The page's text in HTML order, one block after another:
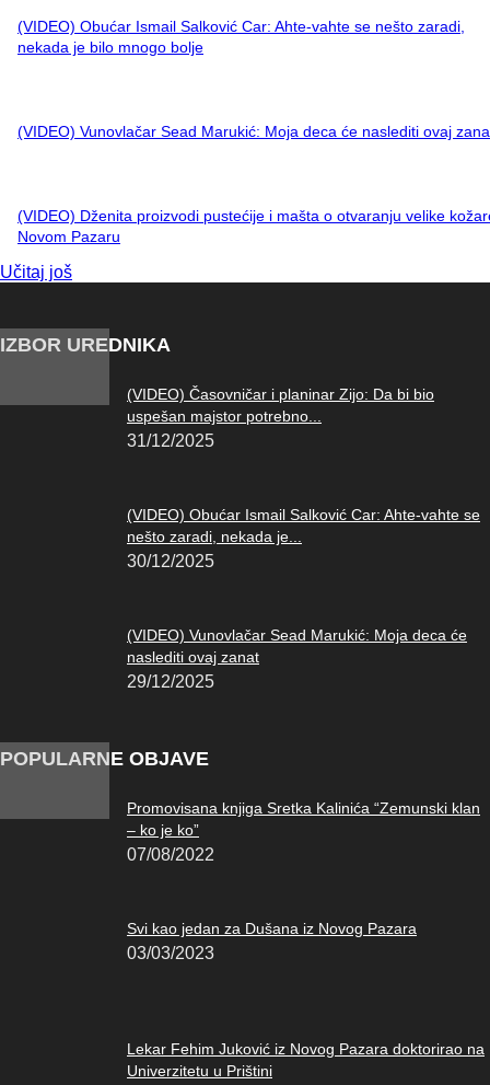
(VIDEO) Obućar Ismail Salković Car: Ahte-vahte se nešto zaradi,
nekada je bilo mnogo bolje
(VIDEO) Vunovlačar Sead Marukić: Moja deca će naslediti ovaj
(VIDEO) Dženita proizvodi pustećije i mašta o otvaranju velike
Novom Pazaru
Učitaj još
IZBOR UREDNIKA
(VIDEO) Časovničar i planinar Zijo: Da bi bio
uspešan majstor potrebno...
31/12/2025
(VIDEO) Obućar Ismail Salković Car: Ahte-vahte se
nešto zaradi, nekada je...
30/12/2025
(VIDEO) Vunovlačar Sead Marukić: Moja deca će
naslediti ovaj zanat
29/12/2025
POPULARNE OBJAVE
Promovisana knjiga Sretka Kalinića “Zemunski klan
– ko je ko”
07/08/2022
Svi kao jedan za Dušana iz Novog Pazara
03/03/2023
Lekar Fehim Juković iz Novog Pazara doktorirao na
Univerzitetu u Prištini